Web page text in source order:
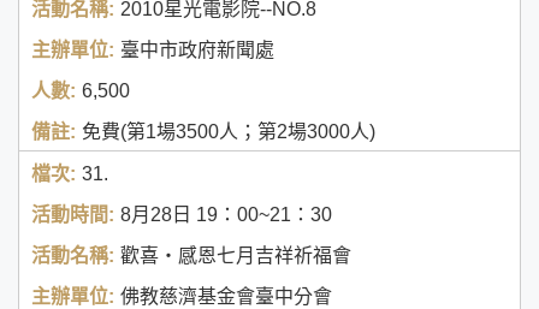
2010星光電影院--NO.8
臺中市政府新聞處
6,500
免費(第1場3500人；第2場3000人)
31.
8月28日 19：00~21：30
歡喜‧感恩七月吉祥祈福會
佛教慈濟基金會臺中分會